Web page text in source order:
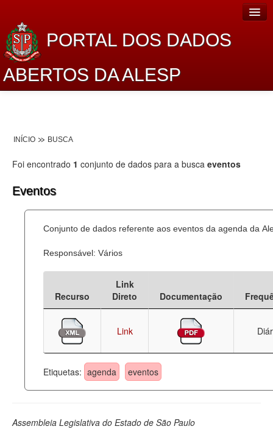
PORTAL DOS DADOS
ABERTOS DA ALESP
Lei de Acesso à Informação
Dados Governamentais Abertos
Processo Legislativo
Deputados Estaduais
Administração
Legislação
Perguntas frequentes
INÍCIO BUSCA
Foi encontrado 1 conjunto de dados para a busca eventos
Eventos
Conjunto de dados referente aos eventos da agenda da
Responsável: Vários
Recurso
Link
Direto
Documentação
Link
Etiquetas: agenda eventos
Assembleia Legislativa do Estado de São Paulo